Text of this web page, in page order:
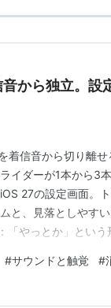
から独立。設
着信音から切り離せ
イダーが1本から3
27の設定画面。
と、見落としやす
「やっとか」という
ボタンを下げて、
#サウンドと触覚 #